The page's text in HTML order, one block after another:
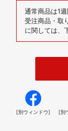
通常商品は1週
受注商品・取
に関しては、
[別ウィンドウ] [別